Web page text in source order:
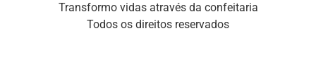
Transformo vidas através da confeitaria
Todos os direitos reservados